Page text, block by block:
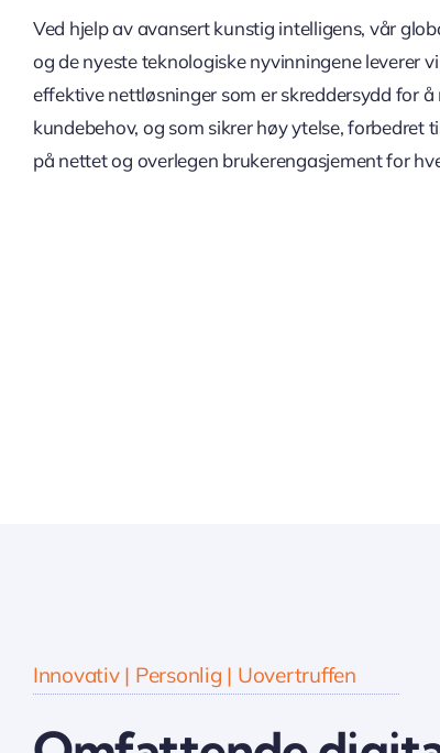
Ved hjelp av avansert kunstig intelligens, vår
og de nyeste teknologiske nyvinningene leverer
effektive nettløsninger som er skreddersydd for å
kundebehov, og som sikrer høy ytelse, forbedret
på nettet og overlegen brukerengasjement for
Innovativ | Personlig | Uovertruffen